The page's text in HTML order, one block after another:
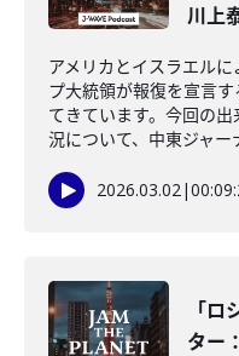
川上
アメリカとイスラエル
プ大統領が報復を宣言
てきています。今回の
況について、中東ジャー
2026.03.02|
「
ター